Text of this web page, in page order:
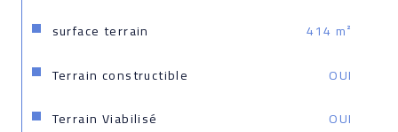
surface terrain
414 m²
Terrain constructible
OUI
Terrain Viabilisé
OUI